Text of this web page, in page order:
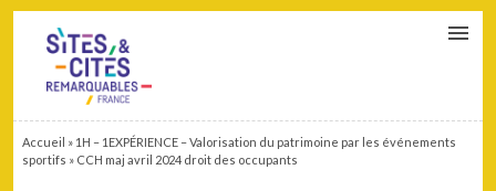
Accueil » 1H – 1EXPÉRIENCE – Valorisation du patrimoine par les événements
sportifs » CCH maj avril 2024 droit des occupants